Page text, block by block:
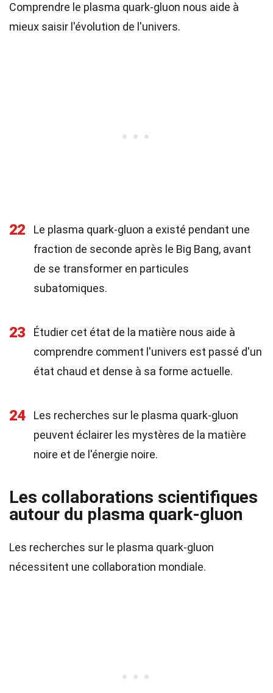
Comprendre le plasma quark-gluon nous aide à
mieux saisir l'évolution de l'univers.
22
Le plasma quark-gluon a existé pendant une
fraction de seconde après le Big Bang, avant
de se transformer en particules
subatomiques.
23
Étudier cet état de la matière nous aide à
comprendre comment l'univers est passé d'un
état chaud et dense à sa forme actuelle.
24
Les recherches sur le plasma quark-gluon
peuvent éclairer les mystères de la matière
noire et de l'énergie noire.
Les collaborations scientifiques
autour du plasma quark-gluon
Les recherches sur le plasma quark-gluon
nécessitent une collaboration mondiale.